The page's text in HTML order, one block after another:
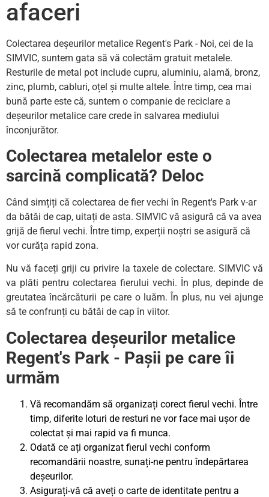
afaceri
Colectarea deșeurilor metalice Regent's Park - Noi, cei de la
SIMVIC, suntem gata să vă colectăm gratuit metalele.
Resturile de metal pot include cupru, aluminiu, alamă, bronz,
zinc, plumb, cabluri, oțel și multe altele. Între timp, cea mai
bună parte este că, suntem o companie de reciclare a
deșeurilor metalice care crede în salvarea mediului
înconjurător.
Colectarea metalelor este o
sarcină complicată? Deloc
Când simțiți că colectarea de fier vechi în Regent's Park v-ar
da bătăi de cap, uitați de asta. SIMVIC vă asigură că va avea
grijă de fierul vechi. Între timp, experții noștri se asigură că
vor curăța rapid zona.
Nu vă faceți griji cu privire la taxele de colectare. SIMVIC vă
va plăti pentru colectarea fierului vechi. În plus, depinde de
greutatea încărcăturii pe care o luăm. În plus, nu vei ajunge
să te confrunți cu bătăi de cap în viitor.
Colectarea deșeurilor metalice
Regent's Park - Pașii pe care îi
urmăm
Vă recomandăm să organizați corect fierul vechi. Între
timp, diferite loturi de resturi ne vor face mai ușor de
colectat și mai rapid va fi munca.
Odată ce ați organizat fierul vechi conform
recomandării noastre, sunați-ne pentru îndepărtarea
deșeurilor.
Asigurați-vă că aveți o carte de identitate pentru a